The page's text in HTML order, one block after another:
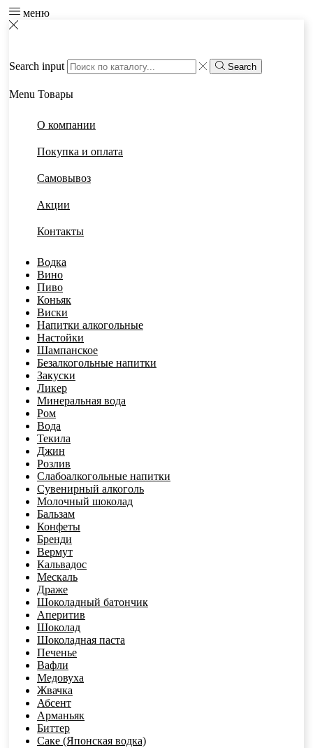
меню
Search input Search
Menu Товары
О компании
Покупка и оплата
Самовывоз
Акции
Контакты
Водка
Вино
Пиво
Коньяк
Виски
Напитки алкогольные
Настойки
Шампанское
Безалкогольные напитки
Закуски
Ликер
Минеральная вода
Ром
Вода
Текила
Джин
Розлив
Слабоалкогольные напитки
Сувенирный алкоголь
Молочный шоколад
Бальзам
Конфеты
Бренди
Вермут
Кальвадос
Мескаль
Драже
Шоколадный батончик
Аперитив
Шоколад
Шоколадная паста
Печенье
Вафли
Медовуха
Жвачка
Абсент
Арманьяк
Биттер
Саке (Японская водка)